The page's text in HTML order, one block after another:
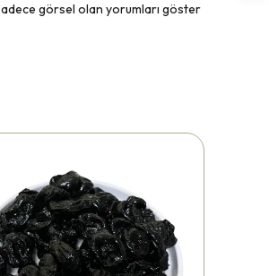
görsel olan yorumları göster